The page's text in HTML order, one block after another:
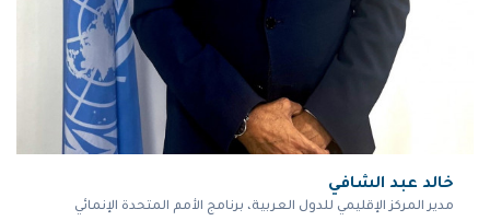
خالد عبد الشافي
مدير المركز الإقليمي للدول العربية، برنامج الأمم المتحدة الإنمائي